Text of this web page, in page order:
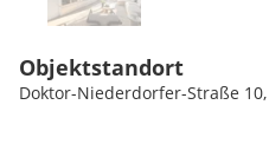
Objektstandort
Doktor-Niederdorfer-Straße